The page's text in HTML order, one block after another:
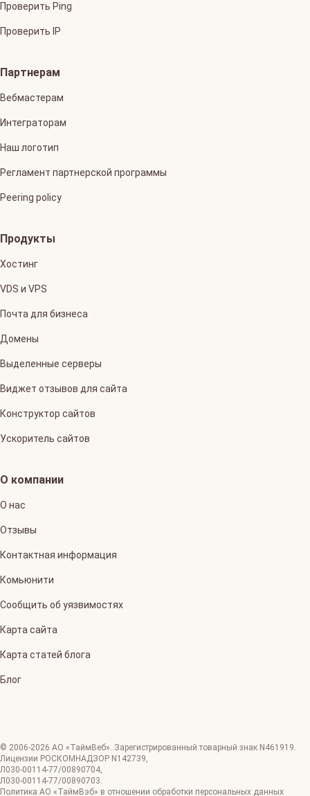
Проверить Ping
Проверить IP
Партнерам
Вебмастерам
Интеграторам
Наш логотип
Регламент партнерской программы
Peering policy
Продукты
Хостинг
VDS и VPS
Почта для бизнеса
Домены
Выделенные серверы
Виджет отзывов для сайта
Конструктор сайтов
Ускоритель сайтов
О компании
О нас
Отзывы
Контактная информация
Комьюнити
Сообщить об уязвимостях
Карта сайта
Карта статей блога
Блог
© 2006-2026 АО «ТаймВеб». Зарегистрированный товарный знак N461919.
Лицензии РОСКОМНАДЗОР N142739,
Л030-00114-77/00890704,
Л030-00114-77/00890703.
Политика АО «ТаймВэб» в отношении обработки персональных данных